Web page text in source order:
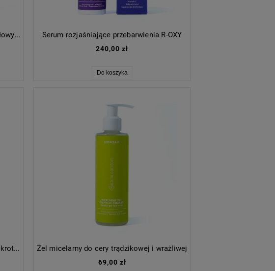
Serum normalizujące z kwasem migdałowym 5% i niacynamidem Serum rozjaśniające przebarwienia R-OXY
240,00 zł
Do koszyka
Tonik do twarzy z azeloglicyną oraz wąkrotką azjatycką Żel micelarny do cery trądzikowej i wrażliwej
69,00 zł